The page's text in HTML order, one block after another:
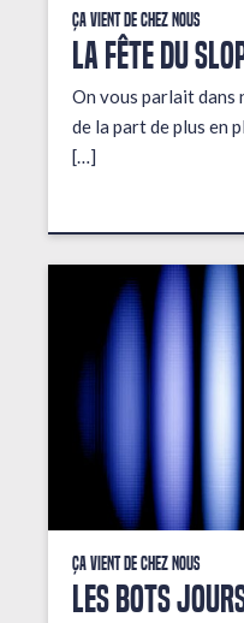
Ça vient de chez nous
LA FÊTE DU
On vous parlait
de la part de plus en
[…]
Ça vient de chez nous
LES BOTS